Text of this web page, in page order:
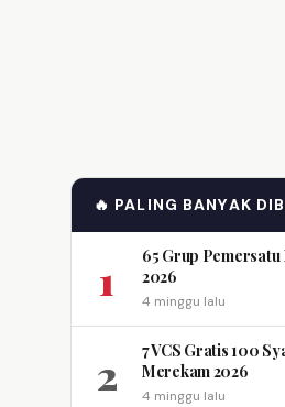
🔥 PALING BANYAK
1
65 Grup Pemersatu
2026
4 minggu lalu
2
7 VCS Gratis 100
Merekam 2026
4 minggu lalu